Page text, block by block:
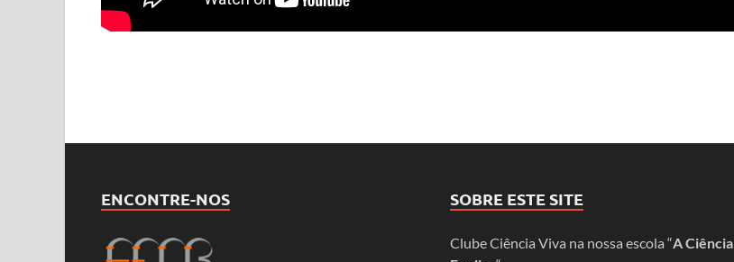
ENCONTRE-NOS SOBRE ESTE SITE
Clube Ciência Viva na nossa escola “A Ciência